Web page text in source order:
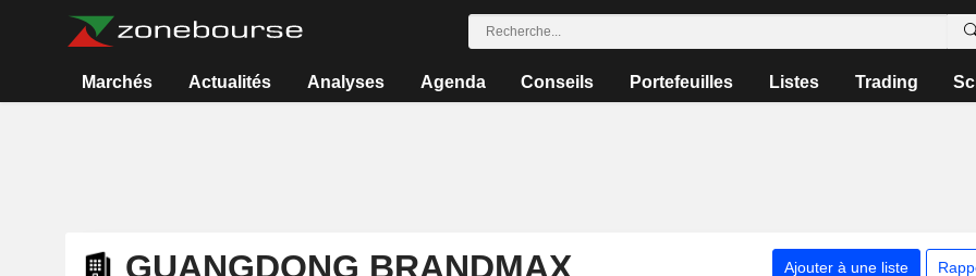
Marchés Actualités Analyses Agenda Conseils Portefeuilles Listes Trading
GUANGDONG BRANDMAX
Ajouter à une liste